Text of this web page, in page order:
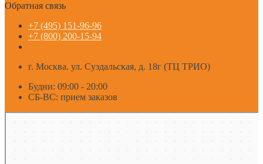
Обратная связь
+7 (495) 151-96-96
+7 (800) 200-15-94
г. Москва. ул. Суздальская, д. 18г (ТЦ ТРИО)
Будни: 09:00 - 20:00
СБ-ВС: прием заказов